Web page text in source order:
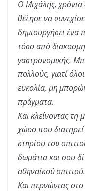
Ο Μιχάλης, χρόνια
θέλησε να
δημιουργήσει ένα
τόσο από
γαστρονομικής.
πολλούς, γιατί
ευκολία, μη
πράγματα.
Και κλείνοντας τη
χώρο που
κτηρίου του
δωμάτια και σου
αθηναϊκού σπιτιού.
Και περνώντας